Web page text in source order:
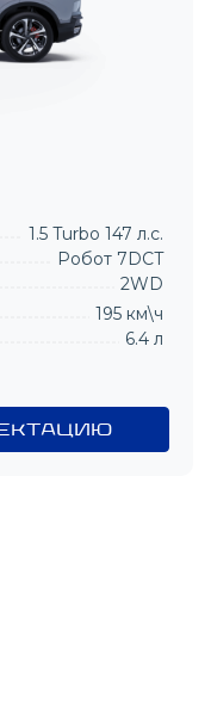
1.5 Turbo 147 л.с.